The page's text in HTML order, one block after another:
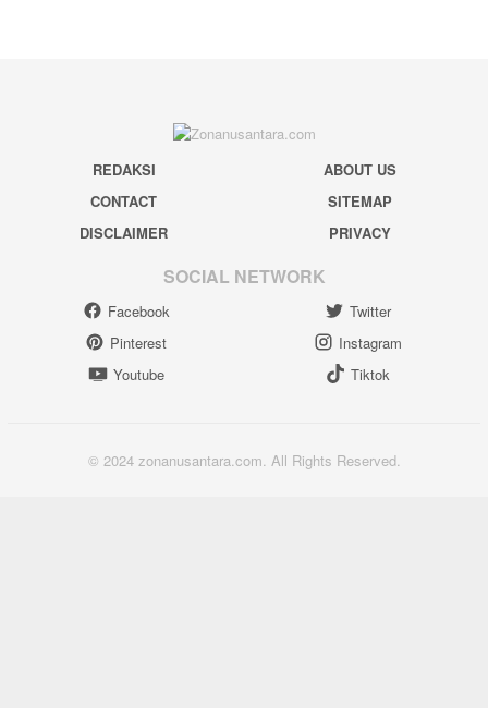
REDAKSI
ABOUT US
CONTACT
SITEMAP
DISCLAIMER
PRIVACY
SOCIAL NETWORK
Facebook
Twitter
Pinterest
Instagram
Youtube
Tiktok
© 2024 zonanusantara.com. All Rights Reserved.